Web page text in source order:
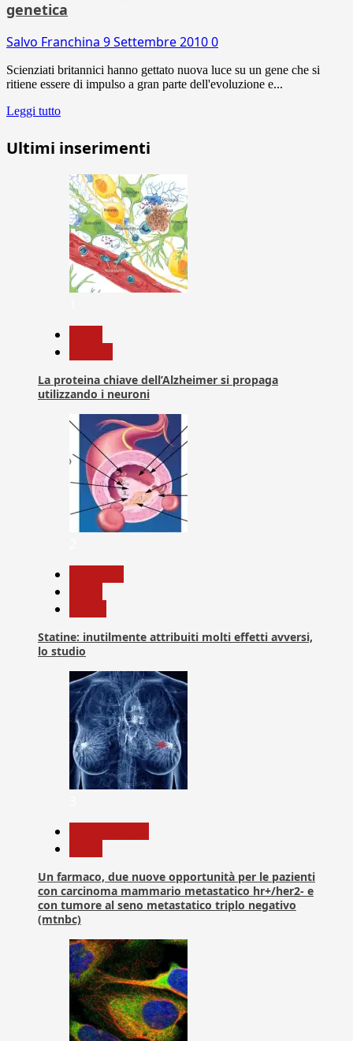
genetica
Salvo Franchina 9 Settembre 20100
Scienziati britannici hanno gettato nuova luce su un gene che si
ritiene essere di impulso a gran parte dell'evoluzione e...
Leggi tutto
Ultimi inserimenti
La proteina chiave dell’Alzheimer si propaga
utilizzando i neuroni
Statine: inutilmente attribuiti molti effetti avversi,
lo studio
Un farmaco, due nuove opportunità per le pazienti
con carcinoma mammario metastatico hr+/her2- e
con tumore al seno metastatico triplo negativo
(mtnbc)